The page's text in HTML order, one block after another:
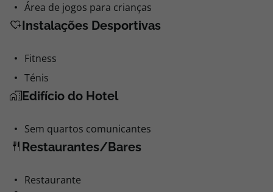
Área de jogos para crianças
Instalações Desportivas
Fitness
Ténis
Edifício do Hotel
Sem quartos comunicantes
Restaurantes/Bares
Restaurante